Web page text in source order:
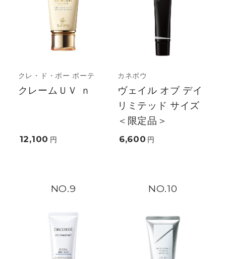
クレ・ド・ポー ボーテ
クレームＵＶ ｎ
12,100 円
カネボウ
ヴェイル オブ デイ
リミテッド サイズ
＜限定品＞
6,600 円
9 10